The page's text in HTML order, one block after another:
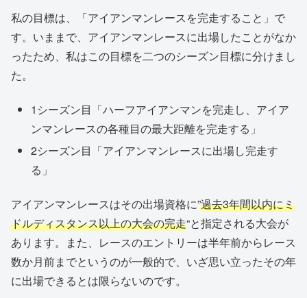
私の目標は、「アイアンマンレースを完走すること」で
す。いままで、アイアンマンレースに出場したことがなか
ったため、私はこの目標を二つのシーズン目標に分けまし
た。
1シーズン目「ハーフアイアンマンを完走し、アイア
ンマンレースの各種目の最大距離を完走する」
2シーズン目「アイアンマンレースに出場し完走す
る」
アイアンマンレースはその出場資格に”過去3年間以内にミ
ドルディスタンス以上の大会の完走“と指定される大会が
あります。また、レースのエントリーは半年前からレース
数か月前までというのが一般的で、いざ思い立ったその年
に出場できるとは限らないのです。